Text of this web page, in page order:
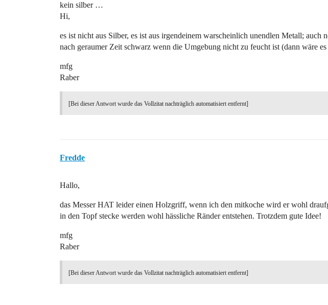
kein silber …
Hi,
es ist nicht aus Silber, es ist aus irgendeinem warscheinlich unendlen Metall; auch
nach geraumer Zeit schwarz wenn die Umgebung nicht zu feucht ist (dann wäre
mfg
Raber
[Bei dieser Antwort wurde das Vollzitat nachträglich automatisiert entfernt]
Fredde
Hallo,
das Messer HAT leider einen Holzgriff, wenn ich den mitkoche wird er wohl
in den Topf stecke werden wohl hässliche Ränder entstehen. Trotzdem gute Idee!
mfg
Raber
[Bei dieser Antwort wurde das Vollzitat nachträglich automatisiert entfernt]